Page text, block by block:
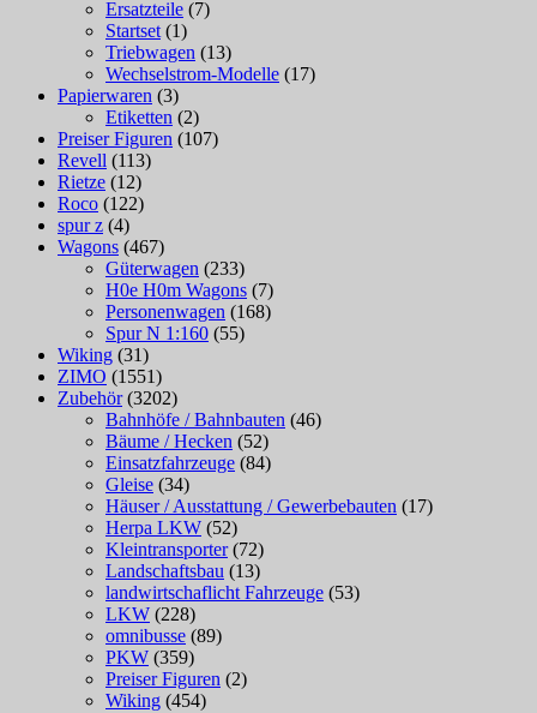
Ersatzteile (7)
Startset (1)
Triebwagen (13)
Wechselstrom-Modelle (17)
Papierwaren (3)
Etiketten (2)
Preiser Figuren (107)
Revell (113)
Rietze (12)
Roco (122)
spur z (4)
Wagons (467)
Güterwagen (233)
H0e H0m Wagons (7)
Personenwagen (168)
Spur N 1:160 (55)
Wiking (31)
ZIMO (1551)
Zubehör (3202)
Bahnhöfe / Bahnbauten (46)
Bäume / Hecken (52)
Einsatzfahrzeuge (84)
Gleise (34)
Häuser / Ausstattung / Gewerbebauten (17)
Herpa LKW (52)
Kleintransporter (72)
Landschaftsbau (13)
landwirtschaflicht Fahrzeuge (53)
LKW (228)
omnibusse (89)
PKW (359)
Preiser Figuren (2)
Wiking (454)